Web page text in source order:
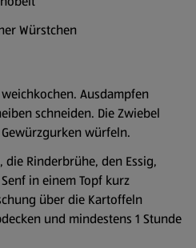
Würstchen
Ausdampfen
schneiden. Die Zwiebel
würfeln.
die Rinderbrühe, den Essig,
in einem Topf kurz
über die Kartoffeln
und mindestens 1 Stunde